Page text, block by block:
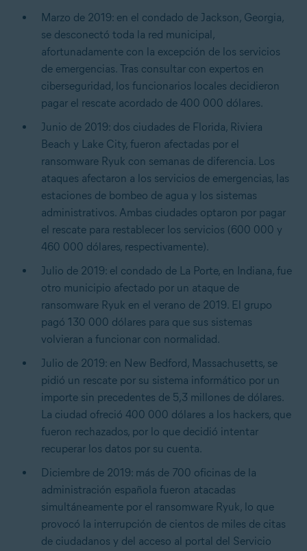
Marzo de 2019: en el condado de Jackson, Georgia,
se desconectó toda la red municipal,
afortunadamente con la excepción de los servicios
de emergencias. Tras consultar con expertos en
ciberseguridad, los funcionarios locales decidieron
pagar el rescate acordado de 400 000 dólares.
Junio de 2019: dos ciudades de Florida, Riviera
Beach y Lake City, fueron afectadas por el
ransomware Ryuk con semanas de diferencia. Los
ataques afectaron a los servicios de emergencias, las
estaciones de bombeo de agua y los sistemas
administrativos. Ambas ciudades optaron por pagar
el rescate para restablecer los servicios (600 000 y
460 000 dólares, respectivamente).
Julio de 2019: el condado de La Porte, en Indiana, fue
otro municipio afectado por un ataque de
ransomware Ryuk en el verano de 2019. El grupo
pagó 130 000 dólares para que sus sistemas
volvieran a funcionar con normalidad.
Julio de 2019: en New Bedford, Massachusetts, se
pidió un rescate por su sistema informático por un
importe sin precedentes de 5,3 millones de dólares.
La ciudad ofreció 400 000 dólares a los hackers, que
fueron rechazados, por lo que decidió intentar
recuperar los datos por su cuenta.
Diciembre de 2019: más de 700 oficinas de la
administración española fueron atacadas
simultáneamente por el ransomware Ryuk, lo que
provocó la interrupción de cientos de miles de citas
de ciudadanos y del acceso al portal del Servicio